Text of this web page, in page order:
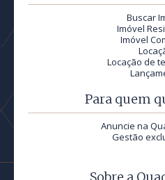
Buscar
Imóvel
Imóvel
Locação de
Para quem
Anuncie na
Gestão